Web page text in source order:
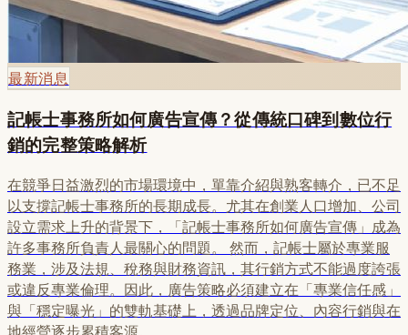
最新消息
記帳士事務所如何廣告宣傳？從傳統口碑到數位行
銷的完整策略解析
在競爭日益激烈的市場環境中，單靠介紹與熟客轉介，已不足
以支撐記帳士事務所的長期成長。尤其在創業人口增加、公司
設立需求上升的背景下，「記帳士事務所如何廣告宣傳」成為
許多事務所負責人最關心的問題。 然而，記帳士屬於專業服
務業，涉及法規、稅務與財務資訊，其行銷方式不能過度誇張
或違反專業倫理。因此，廣告策略必須建立在「專業信任感」
與「穩定曝光」的雙軌基礎上，透過品牌定位、內容行銷與在